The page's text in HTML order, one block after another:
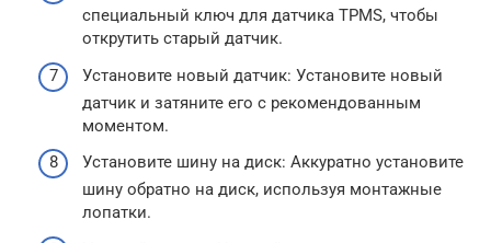
специальный ключ для датчика TPMS, чтобы
открутить старый датчик.
Установите новый датчик: Установите новый
датчик и затяните его с рекомендованным
моментом.
Установите шину на диск: Аккуратно установите
шину обратно на диск, используя монтажные
лопатки.